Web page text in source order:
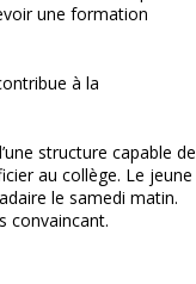
une formation
à la
structure capable de
au collège. Le jeune
le samedi matin.
convaincant.